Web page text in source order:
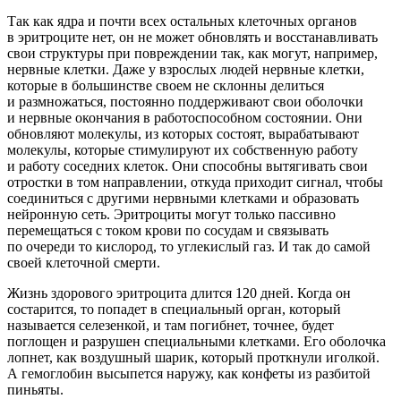
Так как ядра и почти всех остальных клеточных органов
в эритроците нет, он не может обновлять и восстанавливать
свои структуры при повреждении так, как могут, например,
нервные клетки. Даже у взрослых людей нервные клетки,
которые в большинстве своем не склонны делиться
и размножаться, постоянно поддерживают свои оболочки
и нервные окончания в работоспособном состоянии. Они
обновляют молекулы, из которых состоят, вырабатывают
молекулы, которые стимулируют их собственную работу
и работу соседних клеток. Они способны вытягивать свои
отростки в том направлении, откуда приходит сигнал, чтобы
соединиться с другими нервными клетками и образовать
нейронную сеть. Эритроциты могут только пассивно
перемещаться с током крови по сосудам и связывать
по очереди то кислород, то углекислый газ. И так до самой
своей клеточной смерти.
Жизнь здорового эритроцита длится 120 дней. Когда он
состарится, то попадет в специальный орган, который
называется селезенкой, и там погибнет, точнее, будет
поглощен и разрушен специальными клетками. Его оболочка
лопнет, как воздушный шарик, который проткнули иголкой.
А гемоглобин высыпется наружу, как конфеты из разбитой
пиньяты.